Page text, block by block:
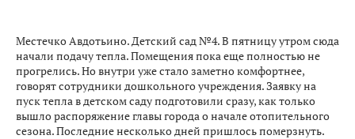
Местечко Авдотьино. Детский сад №4. В пятницу утром сюда
начали подачу тепла. Помещения пока еще полностью не
прогрелись. Но внутри уже стало заметно комфортнее,
говорят сотрудники дошкольного учреждения. Заявку на
пуск тепла в детском саду подготовили сразу, как только
вышло распоряжение главы города о начале отопительного
сезона. Последние несколько дней пришлось померзнуть.